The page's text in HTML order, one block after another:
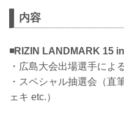
内容
◾️RIZIN LANDMARK 15
・広島大会出場選手によ
・スペシャル抽選会（直
ェキ etc.）